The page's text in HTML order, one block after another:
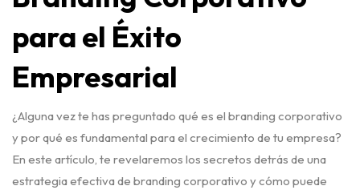
para el Éxito
Empresarial
¿Alguna vez te has preguntado qué es el branding corporativo
y por qué es fundamental para el crecimiento de tu empresa?
En este artículo, te revelaremos los secretos detrás de una
estrategia efectiva de branding corporativo y cómo puede